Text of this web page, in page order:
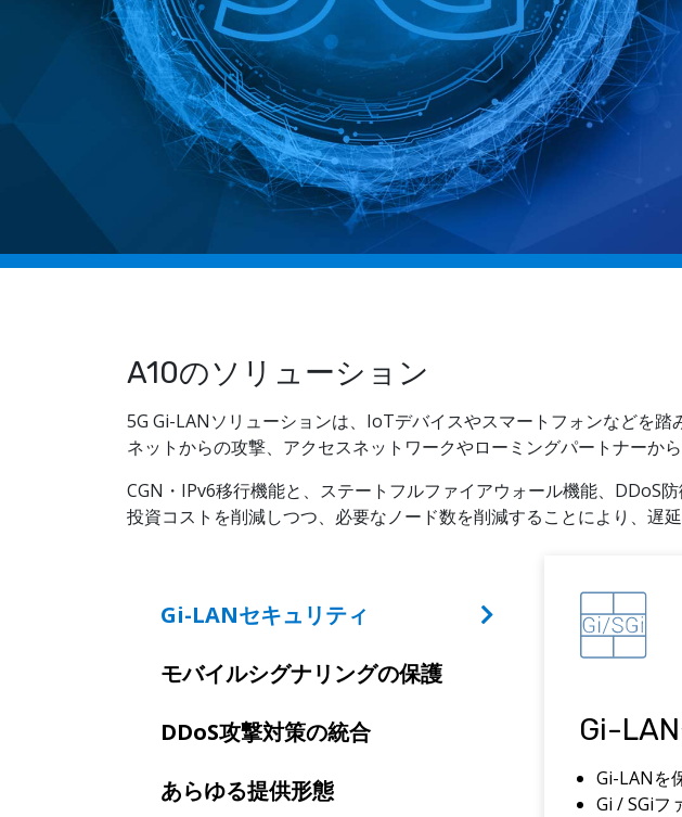
A10のソリューション
5G Gi-LANソリューションは、IoTデバイスやスマートフォンなどを
ネットからの攻撃、アクセスネットワークやローミングパートナーか
CGN・IPv6移行機能と、ステートフルファイアウォール機能、DDoS
投資コストを削減しつつ、必要なノード数を削減することにより、遅
Gi-LANセキュリティ
モバイルシグナリングの保護
DDoS攻撃対策の統合
あらゆる提供形態
Gi-
Gi-LANを
Gi / SGiフ